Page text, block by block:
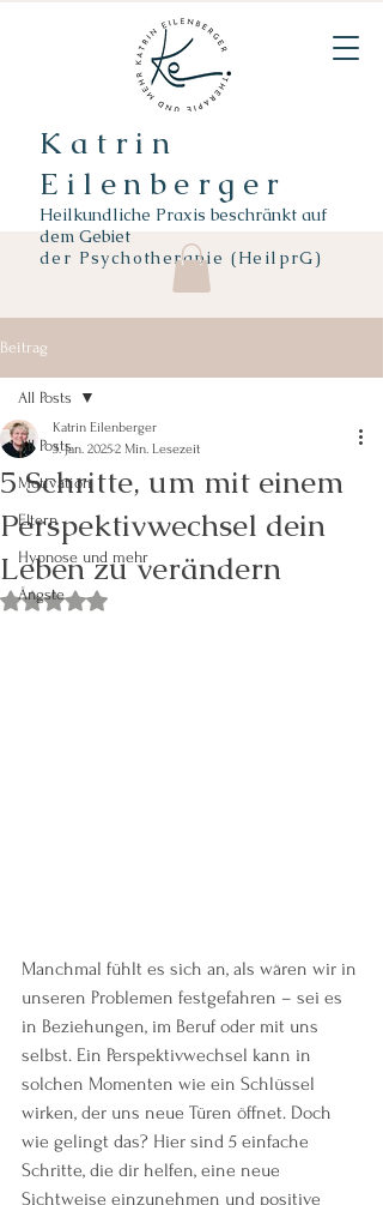
Katrin
Eilenberger
Heilkundliche Praxis beschränkt auf
dem Gebiet
der Psychotherapie (HeilprG)
Beitrag
All Posts
Motivation
Eltern
Hypnose und mehr
Ängste
All Posts
5 Schritte, um mit einem
Perspektivwechsel dein
Leben zu verändern
Katrin Eilenberger
3. Jan. 20252 Min. Lesezeit
Mit NaN von 5 Sternen bewertet.
Manchmal fühlt es sich an, als wären wir in
unseren Problemen festgefahren – sei es
in Beziehungen, im Beruf oder mit uns
selbst. Ein Perspektivwechsel kann in
solchen Momenten wie ein Schlüssel
wirken, der uns neue Türen öffnet. Doch
wie gelingt das? Hier sind 5 einfache
Schritte, die dir helfen, eine neue
Sichtweise einzunehmen und positive